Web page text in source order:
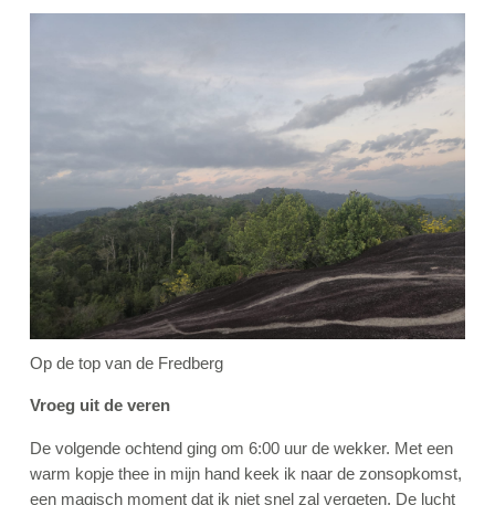
Op de top van de Fredberg
Vroeg uit de veren
De volgende ochtend ging om 6:00 uur de wekker. Met een
warm kopje thee in mijn hand keek ik naar de zonsopkomst,
een magisch moment dat ik niet snel zal vergeten. De lucht